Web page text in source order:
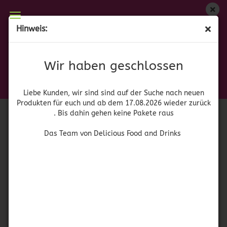
Hinweis:
Wir haben geschlossen
Liebe Kunden, wir sind sind auf der Suche nach neuen
Produkten für euch und ab dem 17.08.2026 wieder zurück
. Bis dahin gehen keine Pakete raus
Das Team von Delicious Food and Drinks
Wir haben geschlossen
zurück. Bis dahin gehen keine Pakete raus
Das Team von Delicious Food and Drinks
41581)
Dulce Mara